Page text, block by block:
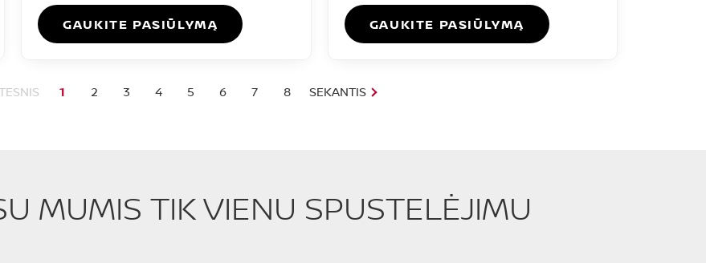
GAUKITE PASIŪLYMĄ GAUKITE PASIŪLYMĄ
SEKANTIS
1 2 3 4 5 6 7 8
MUMIS TIK VIENU SPUSTELĖJIMU